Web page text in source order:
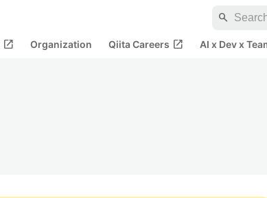
search
open_in_new Organization Qiita Careers open_in_new AI x Dev x